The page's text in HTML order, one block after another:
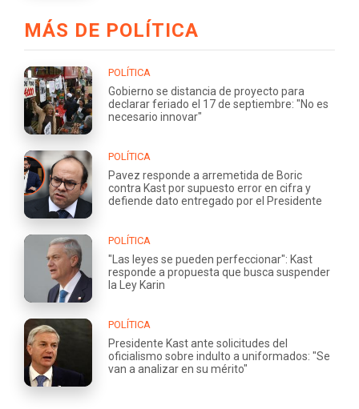
MÁS DE POLÍTICA
POLÍTICA
Gobierno se distancia de proyecto para
declarar feriado el 17 de septiembre: "No es
necesario innovar"
POLÍTICA
Pavez responde a arremetida de Boric
contra Kast por supuesto error en cifra y
defiende dato entregado por el Presidente
POLÍTICA
"Las leyes se pueden perfeccionar": Kast
responde a propuesta que busca suspender
la Ley Karin
POLÍTICA
Presidente Kast ante solicitudes del
oficialismo sobre indulto a uniformados: "Se
van a analizar en su mérito"